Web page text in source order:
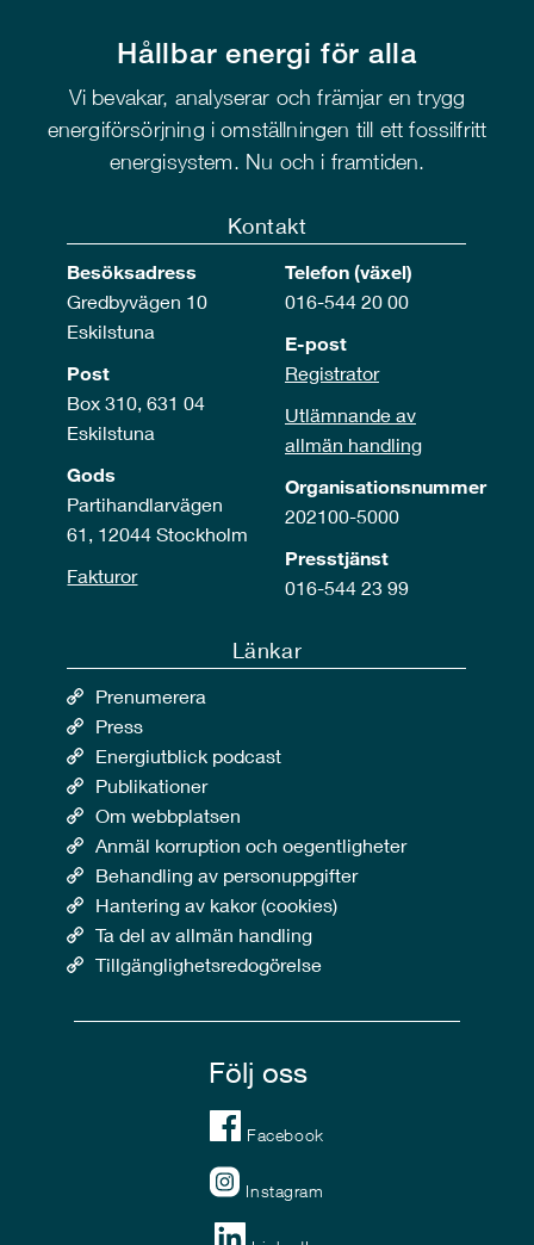
Hållbar energi för alla
Vi bevakar, analyserar och främjar en trygg
energiförsörjning i omställningen till ett fossilfritt
energisystem. Nu och i framtiden.
Kontakt
Besöksadress
Gredbyvägen 10
Eskilstuna
Post
Box 310, 631 04
Eskilstuna
Gods
Partihandlarvägen
61, 12044 Stockholm
Fakturor
Telefon (växel)
016-544 20 00
E-post
Registrator
Utlämnande av
allmän handling
Organisationsnummer
202100-5000
Presstjänst
016-544 23 99
Länkar
Prenumerera
Press
Energiutblick podcast
Publikationer
Om webbplatsen
Anmäl korruption och oegentligheter
Behandling av personuppgifter
Hantering av kakor (cookies)
Ta del av allmän handling
Tillgänglighetsredogörelse
Följ oss
Facebook
Instagram